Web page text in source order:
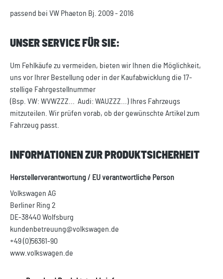
passend bei VW Phaeton Bj. 2009 - 2016
UNSER SERVICE FÜR SIE:
Um Fehlkäufe zu vermeiden, bieten wir Ihnen die Möglichkeit,
uns vor Ihrer Bestellung oder in der Kaufabwicklung die 17-
stellige Fahrgestellnummer
(Bsp. VW: WVWZZZ... Audi: WAUZZZ...) Ihres Fahrzeugs
mitzuteilen. Wir prüfen vorab, ob der gewünschte Artikel zum
Fahrzeug passt.
INFORMATIONEN ZUR PRODUKTSICHERHEIT
Herstellerverantwortung / EU verantwortliche Person
Volkswagen AG
Berliner Ring 2
DE-38440 Wolfsburg
kundenbetreuung@volkswagen.de
+49 (0)56361-90
www.volkswagen.de